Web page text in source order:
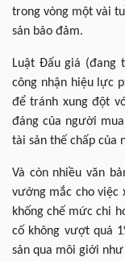
trong vòng một vài
sản bảo đảm.
Luật Đấu giá (đang
công nhận hiệu lực
để tránh xung đột
đáng của người
tài sản thế chấp của
Và còn nhiều văn
vướng mắc cho việc
khống chế mức chi
cố không vượt quá
sản qua môi giới